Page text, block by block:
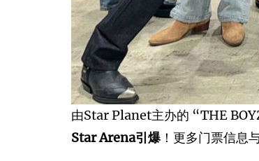
由Star Planet主办的 “THE
Star Arena引爆！更多门票信息